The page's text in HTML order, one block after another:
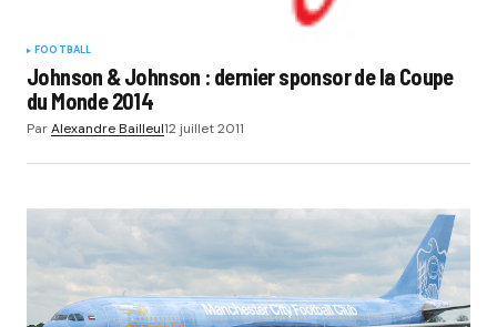
FOOTBALL
Johnson & Johnson : dernier sponsor de la Coupe
du Monde 2014
ParAlexandre Bailleul12 juillet 2011